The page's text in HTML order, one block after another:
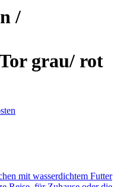
/
grau/ rot
mit wasserdichtem Futter